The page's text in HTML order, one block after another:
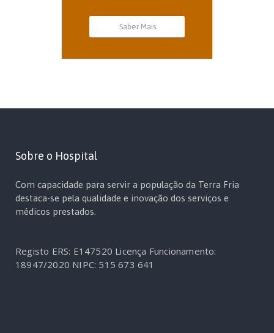
Saber Mais
Sobre o Hospital
Com capacidade para servir a população da Terra Fria
destaca-se pela qualidade e inovação dos serviços e
médicos prestados.
Registo ERS: E147520 Licença Funcionamento:
18947/2020 NIPC: 515 673 641